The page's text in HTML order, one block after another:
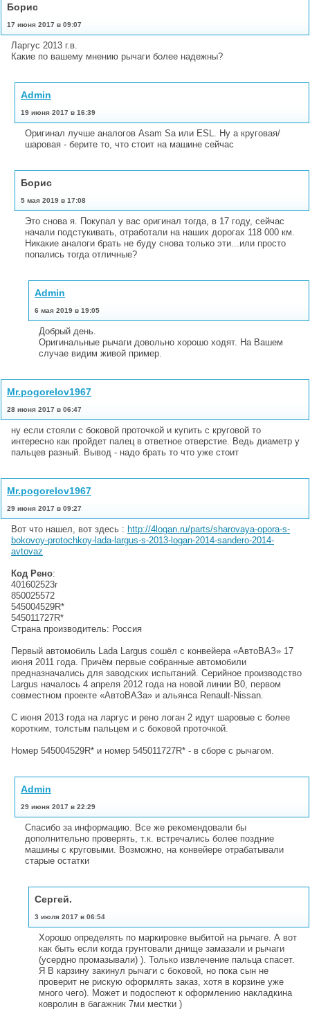
Борис
17 июня 2017 в 09:07
Ларгус 2013 г.в.
Какие по вашему мнению рычаги более надежны?
Admin
19 июня 2017 в 16:39
Оригинал лучше аналогов Asam Sa или ESL. Ну а круговая/
шаровая - берите то, что стоит на машине сейчас
Борис
5 мая 2019 в 17:08
Это снова я. Покупал у вас оригинал тогда, в 17 году, сейчас
начали подстукивать, отработали на наших дорогах 118 000 км.
Никакие аналоги брать не буду снова только эти...или просто
попались тогда отличные?
Admin
6 мая 2019 в 19:05
Добрый день.
Оригинальные рычаги довольно хорошо ходят. На Вашем
случае видим живой пример.
Mr.pogorelov1967
28 июня 2017 в 06:47
ну если стояли с боковой проточкой и купить с круговой то
интересно как пройдет палец в ответное отверстие. Ведь диаметр у
пальцев разный. Вывод - надо брать то что уже стоит
Mr.pogorelov1967
29 июня 2017 в 09:27
Вот что нашел, вот здесь : http://4logan.ru/parts/sharovaya-opora-s-
bokovoy-protochkoy-lada-largus-s-2013-logan-2014-sandero-2014-
avtovaz
Код Рено:
401602523r
850025572
545004529R*
545011727R*
Страна производитель: Россия
Первый автомобиль Lada Largus сошёл с конвейера «АвтоВАЗ» 17
июня 2011 года. Причём первые собранные автомобили
предназначались для заводских испытаний. Серийное производство
Largus началось 4 апреля 2012 года на новой линии B0, первом
совместном проекте «АвтоВАЗа» и альянса Renault-Nissan.
С июня 2013 года на ларгус и рено логан 2 идут шаровые с более
коротким, толстым пальцем и с боковой проточкой.
Номер 545004529R* и номер 545011727R* - в сборе с рычагом.
Admin
29 июня 2017 в 22:29
Спасибо за информацию. Все же рекомендовали бы
дополнительно проверять, т.к. встречались более поздние
машины с круговыми. Возможно, на конвейере отрабатывали
старые остатки
Сергей.
3 июля 2017 в 06:54
Хорошо определять по маркировке выбитой на рычаге. А вот
как быть если когда грунтовали днище замазали и рычаги
(усердно промазывали) ). Только извлечение пальца спасет.
Я В карзину закинул рычаги с боковой, но пока сын не
проверит не рискую оформлять заказ, хотя в корзине уже
много чего). Может и подоспеют к оформлению накладкина
ковролин в багажник 7ми местки )